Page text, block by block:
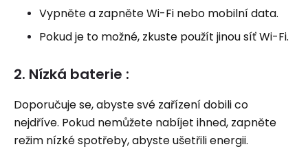
Vypněte a zapněte Wi-Fi nebo mobilní data.
Pokud je to možné, zkuste použít jinou síť Wi-Fi.
2. Nízká baterie :
Doporučuje se, abyste své zařízení dobili co
nejdříve. Pokud nemůžete nabíjet ihned, zapněte
režim nízké spotřeby, abyste ušetřili energii.